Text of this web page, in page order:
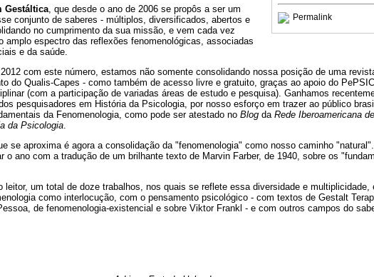
Permalink
Gestáltica , que desde o ano de 2006 se propôs a ser um
conjunto de saberes - múltiplos, diversificados, abertos e
no cumprimento da sua missão, e vem cada vez
amplo espectro das reflexões fenomenológicas, associadas
e da saúde.
com este número, estamos não somente consolidando nossa posição de uma
do Qualis-Capes - como também de acesso livre e gratuito, graças ao apoio do
(com a participação de variadas áreas de estudo e pesquisa). Ganhamos
pesquisadores em História da Psicologia, por nosso esforço em trazer ao público
da Fenomenologia, como pode ser atestado no Blog da Rede Iberoamericana de
da Psicologia.
se aproxima é agora a consolidação da "fenomenologia" como nosso caminho
o ano com a tradução de um brilhante texto de Marvin Farber, de 1940, sobre os
leitor, um total de doze trabalhos, nos quais se reflete essa diversidade e multiplicidade,
como interlocução, com o pensamento psicológico - com textos de Gestalt
de fenomenologia-existencial e sobre Viktor Frankl - e com outros campos do